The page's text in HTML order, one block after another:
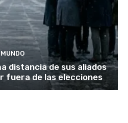
MUNDO
distancia de sus aliados
fuera de las elecciones